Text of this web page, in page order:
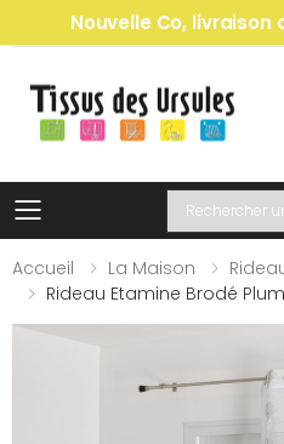
Nouvelle Co,
Toggle mobile
Recherche
Accueil
La Maison
Rideau Etamine Brodé